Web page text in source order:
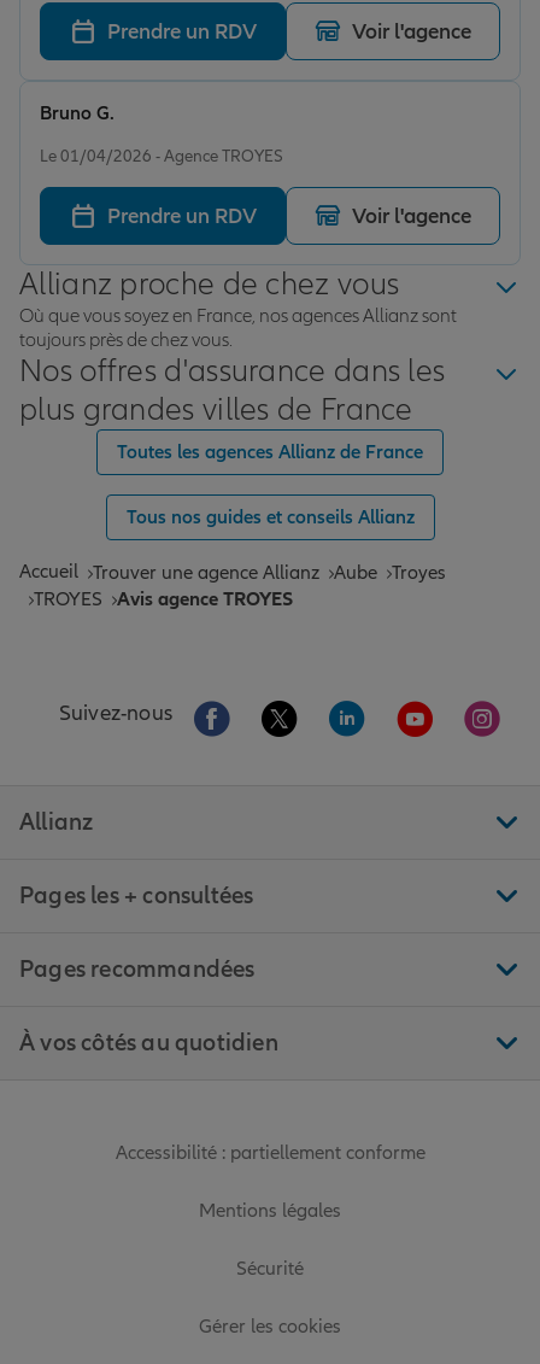
Prendre un RDV Voir l'agence
Le 01/04/2026 - Agence TROYES
Bruno G.
Prendre un RDV Voir l'agence
Allianz proche de chez vous
Où que vous soyez en France, nos agences Allianz sont
toujours près de chez vous.
Nos offres d'assurance dans les
plus grandes villes de France
Toutes les agences Allianz de France
Tous nos guides et conseils Allianz
Accueil Trouver une agence Allianz Aube Troyes
TROYES
Avis agence TROYES
Suivez-nous Aller sur la page Facebook de Allianz
Aller sur la page Twitter de
Aller sur la page
Aller sur la
Aller
Allianz
Pages les + consultées
Pages recommandées
À vos côtés au quotidien
Accessibilité : partiellement conforme
Mentions légales
Sécurité
Gérer les cookies